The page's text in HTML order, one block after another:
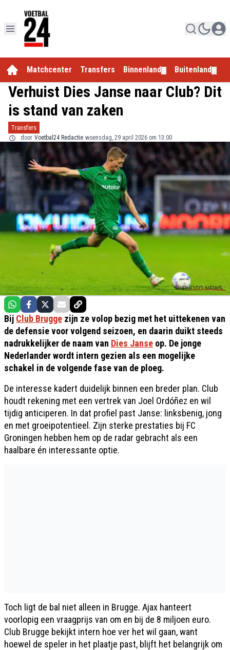
Matchcenter Transfers Binnenland Buitenland
Verhuist Dies Janse naar Club? Dit
is stand van zaken
Transfers
door Voetbal24 Redactie woensdag, 29 april 2026 om 13:00
Bij Club Brugge zijn ze volop bezig met het uittekenen van
de defensie voor volgend seizoen, en daarin duikt steeds
nadrukkelijker de naam van Dies Janse op. De jonge
Nederlander wordt intern gezien als een mogelijke
schakel in de volgende fase van de ploeg.
De interesse kadert duidelijk binnen een breder plan. Club
houdt rekening met een vertrek van Joel Ordóñez en wil
tijdig anticiperen. In dat profiel past Janse: linksbenig, jong
en met groeipotentieel. Zijn sterke prestaties bij FC
Groningen hebben hem op de radar gebracht als een
haalbare én interessante optie.
Toch ligt de bal niet alleen in Brugge. Ajax hanteert
voorlopig een vraagprijs van om en bij de 8 miljoen euro.
Club Brugge bekijkt intern hoe ver het wil gaan, want
hoewel de speler in het plaatje past, blijft het belangrijk om